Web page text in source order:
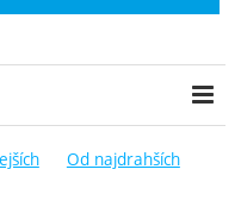
SkladomOd najdrahších